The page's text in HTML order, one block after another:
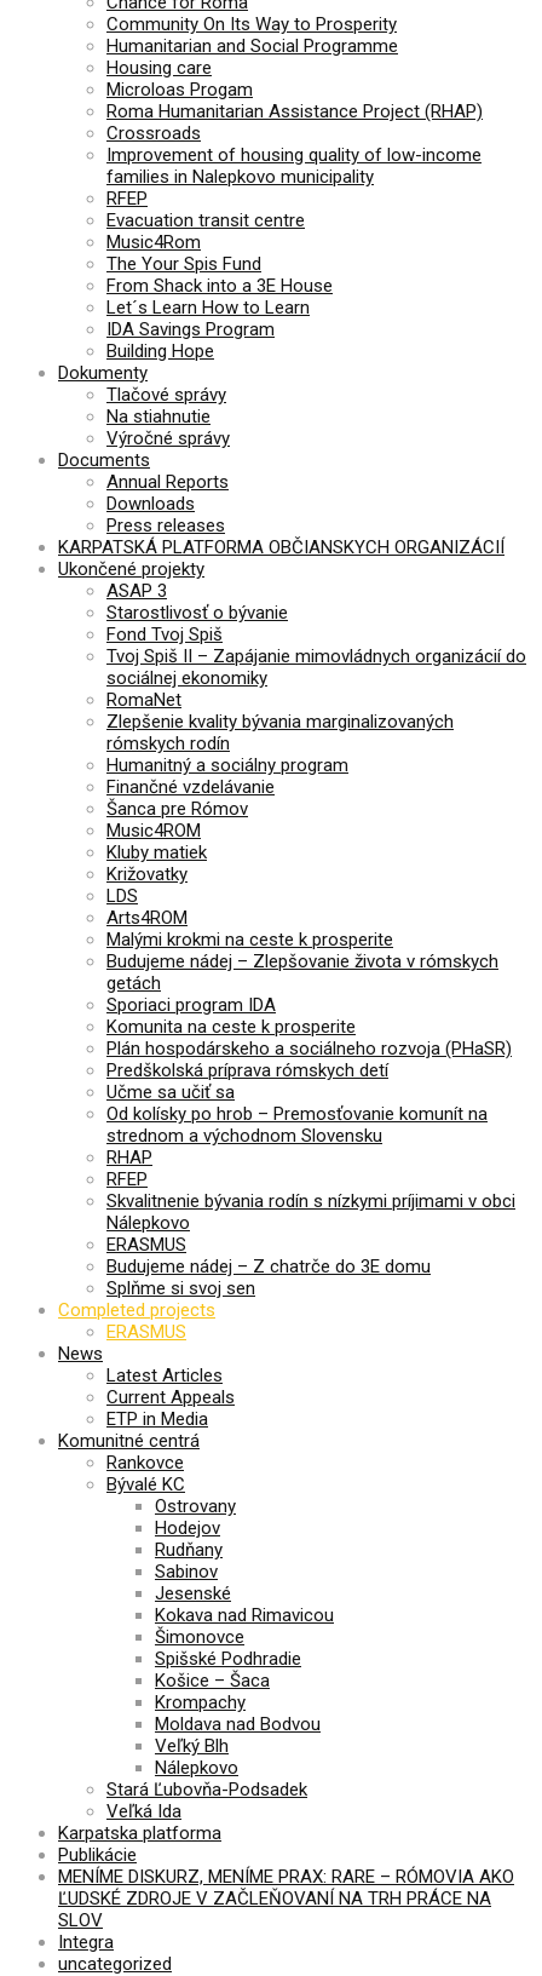
Community On Its Way to Prosperity
Humanitarian and Social Programme
Housing care
Microloas Progam
Roma Humanitarian Assistance Project (RHAP)
Crossroads
Improvement of housing quality of low-income
families in Nalepkovo municipality
RFEP
Evacuation transit centre
Music4Rom
The Your Spis Fund
From Shack into a 3E House
Let´s Learn How to Learn
IDA Savings Program
Building Hope
Dokumenty
Tlačové správy
Na stiahnutie
Výročné správy
Documents
Annual Reports
Downloads
Press releases
KARPATSKÁ PLATFORMA OBČIANSKYCH ORGANIZÁCIÍ
Ukončené projekty
ASAP 3
Starostlivosť o bývanie
Fond Tvoj Spiš
Tvoj Spiš II – Zapájanie mimovládnych organizácií do
sociálnej ekonomiky
RomaNet
Zlepšenie kvality bývania marginalizovaných
rómskych rodín
Humanitný a sociálny program
Finančné vzdelávanie
Šanca pre Rómov
Music4ROM
Kluby matiek
Križovatky
LDS
Arts4ROM
Malými krokmi na ceste k prosperite
Budujeme nádej – Zlepšovanie života v rómskych
getách
Sporiaci program IDA
Komunita na ceste k prosperite
Plán hospodárskeho a sociálneho rozvoja (PHaSR)
Predškolská príprava rómskych detí
Učme sa učiť sa
Od kolísky po hrob – Premosťovanie komunít na
strednom a východnom Slovensku
RHAP
RFEP
Skvalitnenie bývania rodín s nízkymi príjimami v obci
Nálepkovo
ERASMUS
Budujeme nádej – Z chatrče do 3E domu
Splňme si svoj sen
Completed projects
ERASMUS
News
Latest Articles
Current Appeals
ETP in Media
Komunitné centrá
Rankovce
Bývalé KC
Ostrovany
Hodejov
Rudňany
Sabinov
Jesenské
Kokava nad Rimavicou
Šimonovce
Spišské Podhradie
Košice – Šaca
Krompachy
Moldava nad Bodvou
Veľký Blh
Nálepkovo
Stará Ľubovňa-Podsadek
Veľká Ida
Karpatska platforma
Publikácie
MENÍME DISKURZ, MENÍME PRAX: RARE – RÓMOVIA AKO
ĽUDSKÉ ZDROJE V ZAČLEŇOVANÍ NA TRH PRÁCE NA
SLOV
Integra
uncategorized